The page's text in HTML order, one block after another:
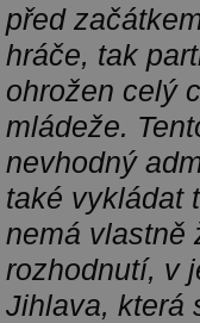
před
hráče, tak
ohrožen celý
mládeže.
nevhodný
také vykládat
nemá vlastně
rozhodnutí, v
Jihlava, která